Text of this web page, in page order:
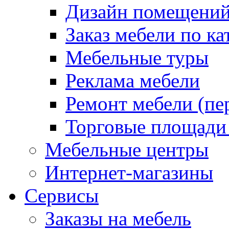
Дизайн
Заказ мебели по
Мебельные туры
Реклама мебели
Ремонт мебели
Торговые
Мебельные центры
Интернет-магазины
Сервисы
Заказы на мебель